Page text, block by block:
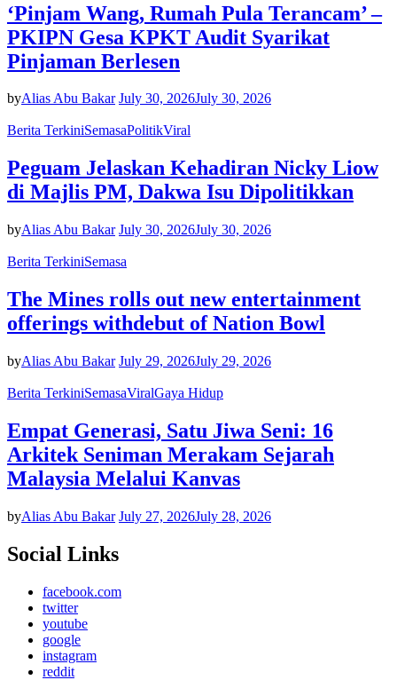
‘Pinjam Wang, Rumah Pula Terancam’ –
PKIPN Gesa KPKT Audit Syarikat
Pinjaman Berlesen
byAlias Abu Bakar July 30, 2026July 30, 2026
Berita TerkiniSemasaPolitikViral
Peguam Jelaskan Kehadiran Nicky Liow
di Majlis PM, Dakwa Isu Dipolitikkan
byAlias Abu Bakar July 30, 2026July 30, 2026
Berita TerkiniSemasa
The Mines rolls out new entertainment
offerings withdebut of Nation Bowl
byAlias Abu Bakar July 29, 2026July 29, 2026
Berita TerkiniSemasaViralGaya Hidup
Empat Generasi, Satu Jiwa Seni: 16
Arkitek Seniman Merakam Sejarah
Malaysia Melalui Kanvas
byAlias Abu Bakar July 27, 2026July 28, 2026
Social Links
facebook.com
twitter
youtube
google
instagram
reddit